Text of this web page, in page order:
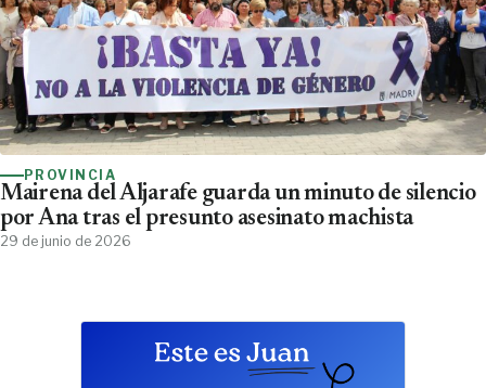
PROVINCIA
Mairena del Aljarafe guarda un minuto de silencio
por Ana tras el presunto asesinato machista
29 de junio de 2026